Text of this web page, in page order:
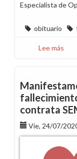
Especialista de
obituario
Lee más
del
de
la
contrata
Vie, 24/07/